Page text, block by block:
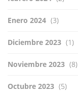
Enero 2024 (3)
Diciembre 2023 (1)
Noviembre 2023 (8)
Octubre 2023 (5)